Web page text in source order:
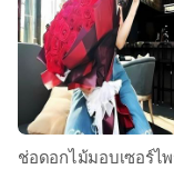
ช่อดอกไม้มอบเซอร์ไ